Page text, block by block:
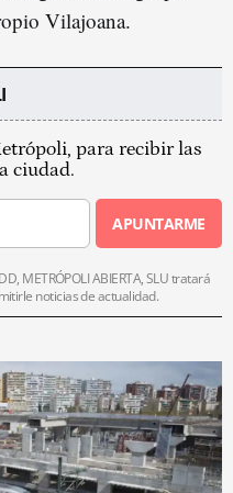
Vilajoana.
para recibir las
ciudad.
APUNTARME
METRÓPOLI ABIERTA, SLU tratará
noticias de actualidad.